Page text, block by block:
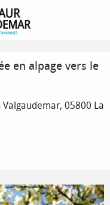
le vallon de l"Aup
en alpage vers le
05800 La